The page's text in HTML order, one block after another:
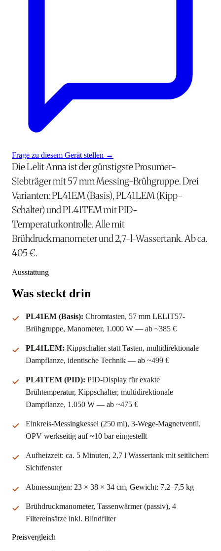
Frage zu diesem Gerät stellen →
Die Lelit Anna ist der günstigste Prosumer-
Siebträger mit 57 mm Messing-Brühgruppe. Drei
Varianten: PL41EM (Basis), PL41LEM (Kipp-
Schalter) und PL41TEM mit PID-
Temperaturkontrolle. Alle mit
Brühdruckmanometer und 2,7-l-Wassertank. Ab ca.
405 €.
Ausstattung
Was steckt drin
PL41EM (Basis): Chromtasten, 57 mm LELIT57-
Brühgruppe, Manometer, 1.000 W — ab ~385 €
PL41LEM: Kippschalter statt Tasten, multidirektionale
Dampflanze, identische Technik — ab ~499 €
PL41TEM (PID): PID-Display für exakte
Brühtemperatur, Kippschalter, multidirektionale
Dampflanze, 1.050 W — ab ~475 €
Einkreis-Messingkessel (250 ml), 3-Wege-Magnetventil,
OPV werkseitig auf ~10 bar eingestellt
Aufheizzeit: ca. 5 Minuten, 2,7 l Wassertank mit seitlichem
Sichtfenster
Abmessungen: 23 × 38 × 34 cm, Gewicht: 7,2–7,5 kg
Brühdruckmanometer, Tassenwärmer (passiv), 4
Filtereinsätze inkl. Blindfilter
Preisvergleich